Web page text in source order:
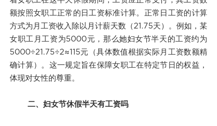
额按照女职工正常的日工资标准计算。正常日工资的计算
方式为月工资收入除以月计薪天数（21.75天）。例如，某
女职工月工资为5000元，那么她妇女节半天的工资约为
5000÷21.75÷2≈115元（具体数值根据实际月工资数额精
确计算）。这一规定旨在保障女职工在特定节日的权益，
体现对女性的尊重。
二、妇女节休假半天有工资吗